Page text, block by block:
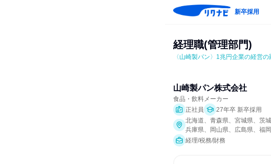
新卒採用
経理職(管理部門)
〈山崎製パン〉1兆円企業の経営
山崎製パン株式会社
食品・飲料メーカー
正社員
27年卒 新卒採用
北海道、青森県、宮城県、茨
兵庫県、岡山県、広島県、福
経理/税務/財務